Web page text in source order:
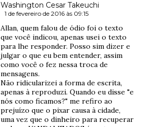
Washington Cesar Takeuchi
1 de fevereiro de 2016 às 09:15
Allan, quem falou de ódio foi o texto
que você indicou, apenas usei o texto
para lhe responder. Posso sim dizer e
julgar o que eu bem entender, assim
como você o fez nessa troca de
mensagens.
Não ridicularizei a forma de escrita,
apenas à reproduzi. Quando eu disse "e
nós como ficamos?" me refiro ao
prejuízo que o pixar causa à cidade,
uma vez que o dinheiro para recuperar